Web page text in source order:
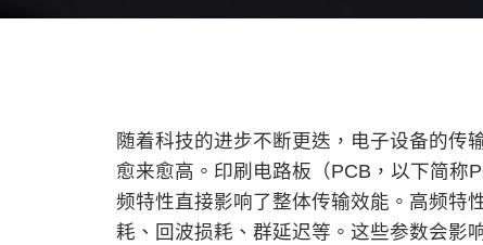
随着科技的进步不断更迭，电子设备的传
愈来愈高。印刷电路板（PCB，以下简称
频特性直接影响了整体传输效能。高频特
耗、回波损耗、群延迟等。这些参数会影